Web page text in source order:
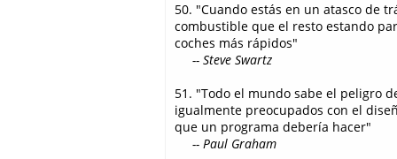
50. "Cuando estás en un atasco de
combustible que el resto estando
coches más rápidos"
-- Steve Swartz
51. "Todo el mundo sabe el peligro
igualmente preocupados con el
que un programa debería hacer"
-- Paul Graham